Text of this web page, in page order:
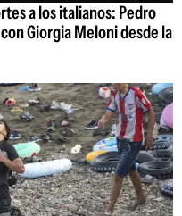
a los italianos: Pedro
Giorgia Meloni desde la